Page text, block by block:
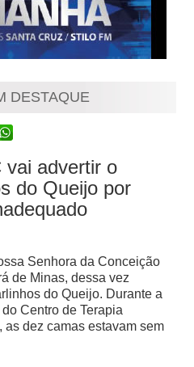
DESTAQUE
vai advertir o
do Queijo por
Senhora da Conceição
de Minas, dessa vez
do Queijo. Durante a
Centro de Terapia
as dez camas estavam sem